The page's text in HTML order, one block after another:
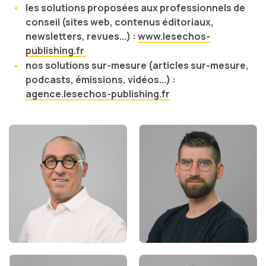
les solutions proposées aux professionnels de
conseil (sites web, contenus éditoriaux,
newsletters, revues...) : www.lesechos-
publishing.fr
nos solutions sur-mesure (articles sur-mesure,
podcasts, émissions, vidéos...) :
agence.lesechos-publishing.fr